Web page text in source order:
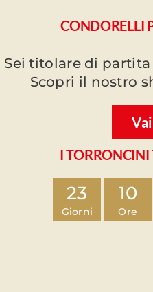
CONDORELLI
Sei titolare di
Scopri il nostro
I
23
Giorni
10
Ore